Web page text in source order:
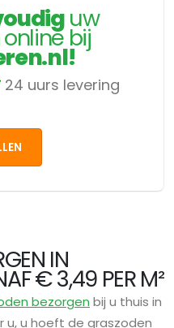
uw
bij
24 uurs levering
IN
€ 3,49 PER M²
bezorgen bij u thuis in
u, u hoeft de graszoden